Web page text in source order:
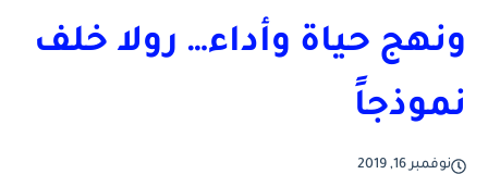
ونهج حياة وأداء… رولا خلف
نموذجاً
نوفمبر 16, 2019